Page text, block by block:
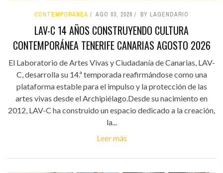
CONTEMPORÁNEA AGO 03, 2026 BY LAGENDARIO
LAV-C 14 AÑOS CONSTRUYENDO CULTURA
CONTEMPORÁNEA TENERIFE CANARIAS AGOSTO 2026
El Laboratorio de Artes Vivas y Ciudadanía de Canarias, LAV-
C, desarrolla su 14.ª temporada reafirmándose como una
plataforma estable para el impulso y la protección de las
artes vivas desde el Archipiélago.Desde su nacimiento en
2012, LAV-C ha construido un espacio dedicado a la creación,
la...
Leer más